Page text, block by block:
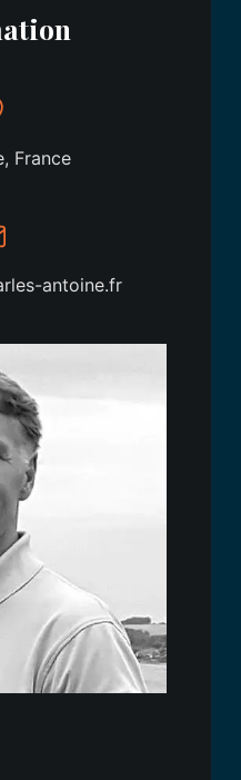
France
antoine.fr